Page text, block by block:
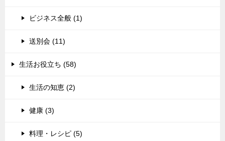
ビジネス全般 (1)
送別会 (11)
生活お役立ち (58)
生活の知恵 (2)
健康 (3)
料理・レシピ (5)